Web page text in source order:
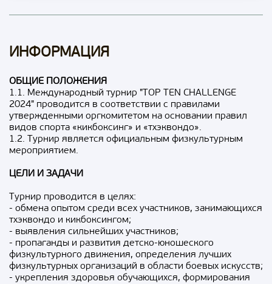
ИНФОРМАЦИЯ
ОБЩИЕ ПОЛОЖЕНИЯ
1.1. Международный турнир "TOP TEN CHALLENGE
2024" проводится в соответствии с правилами
утвержденными оргкомитетом на основании правил
видов спорта «кикбоксинг» и «тхэквондо».
1.2. Турнир является официальным физкультурным
мероприятием.
ЦЕЛИ И ЗАДАЧИ
Турнир проводится в целях:
- обмена опытом среди всех участников, занимающихся
тхэквондо и кикбоксингом;
- выявления сильнейших участников;
- пропаганды и развития детско-юношеского
физкультурного движения, определения лучших
физкультурных организаций в области боевых искусств;
- укрепления здоровья обучающихся, формирования